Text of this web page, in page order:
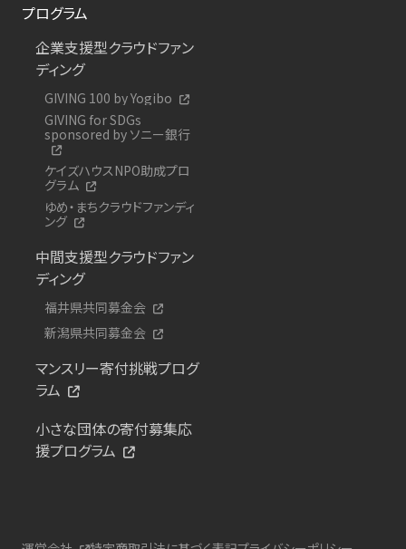
プログラム
企業支援型クラウドファン
ディング
GIVING 100 by Yogibo
GIVING for SDGs
sponsored by ソニー銀行
ケイズハウスNPO助成プロ
グラム
ゆめ・まちクラウドファンディ
ング
中間支援型クラウドファン
ディング
福井県共同募金会
新潟県共同募金会
マンスリー寄付挑戦プログ
ラム
小さな団体の寄付募集応
援プログラム